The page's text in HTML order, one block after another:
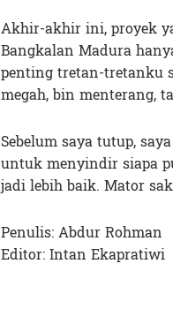
Akhir-akhir ini, proyek
Bangkalan Madura
penting tretan-tretanku
megah, bin menterang,
Sebelum saya tutup,
untuk menyindir siapa
jadi lebih baik. Mator
Penulis: Abdur Rohman
Editor: Intan Ekapratiwi